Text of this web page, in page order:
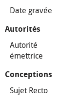
Date gravée
Autorités
Autorité
émettrice
Conceptions
Sujet Recto